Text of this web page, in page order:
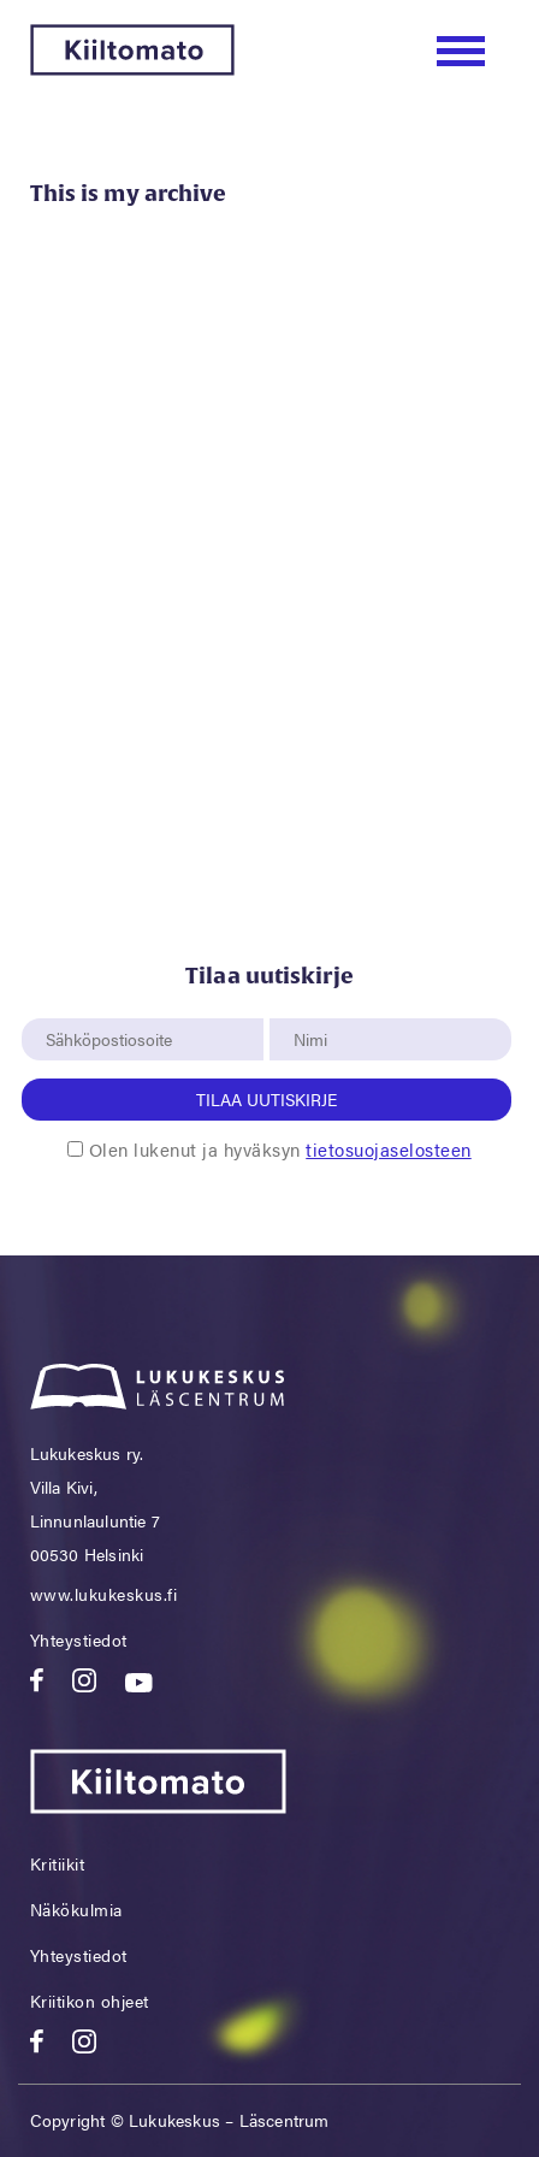
This is my archive
Tilaa uutiskirje
TILAA UUTISKIRJE
Olen lukenut ja hyväksyntietosuojaselosteen
Lukukeskus ry.
Villa Kivi,
Linnunlauluntie 7
00530 Helsinki
www.lukukeskus.fi
Yhteystiedot
Kritiikit
Näkökulmia
Yhteystiedot
Kriitikon ohjeet
Copyright © Lukukeskus – Läscentrum